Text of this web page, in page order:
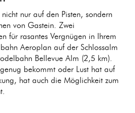
nur auf den Pisten, sondern
von Gastein. Zwei
für rasantes Vergnügen in Ihrem
Aeroplan auf der Schlossalm
Bellevue Alm (2,5 km).
bekommt oder Lust hat auf
hat auch die Möglichkeit zum